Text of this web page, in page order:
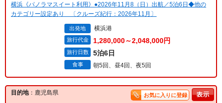
横浜《パノラマスイート利用》●2026年11月8（日）出航／5泊6日◆他の
カテゴリー設定あり 〔クルーズ紀行：2026年11月〕
出発地 横浜港
旅行代金 1,280,000～2,048,000円
旅行日数 5泊6日
食事 朝5回、昼4回、夜5回
目的地：鹿児島県 お気に入りに登録